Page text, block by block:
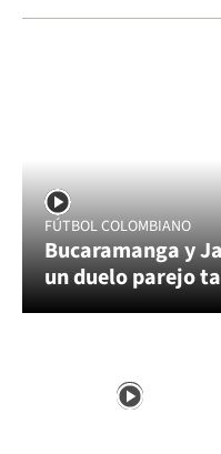
FÚTBOL COLOMBIANO
Bucaramanga y
un duelo parejo